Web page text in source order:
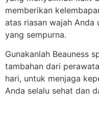
memberikan
atas riasan wajah Anda
yang sempurna.
Gunakanlah Beauness
tambahan dari
hari, untuk menjaga
Anda selalu sehat dan